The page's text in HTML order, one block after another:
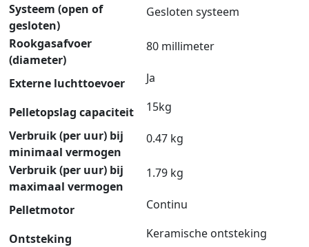
Systeem (open of
gesloten)
Gesloten systeem
Rookgasafvoer
(diameter)
80 millimeter
Externe luchttoevoer Ja
Pelletopslag capaciteit
15kg
Verbruik (per uur) bij
minimaal vermogen
0.47 kg
Verbruik (per uur) bij
maximaal vermogen
1.79 kg
Pelletmotor Continu
Ontsteking Keramische ontsteking